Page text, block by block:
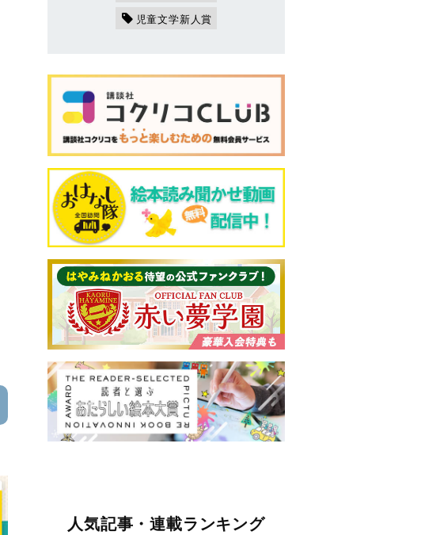
児童文学新人賞
人気記事・連載ランキング